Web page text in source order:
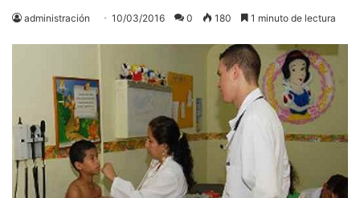
administración 10/03/2016 0 180 1 minuto de lectura